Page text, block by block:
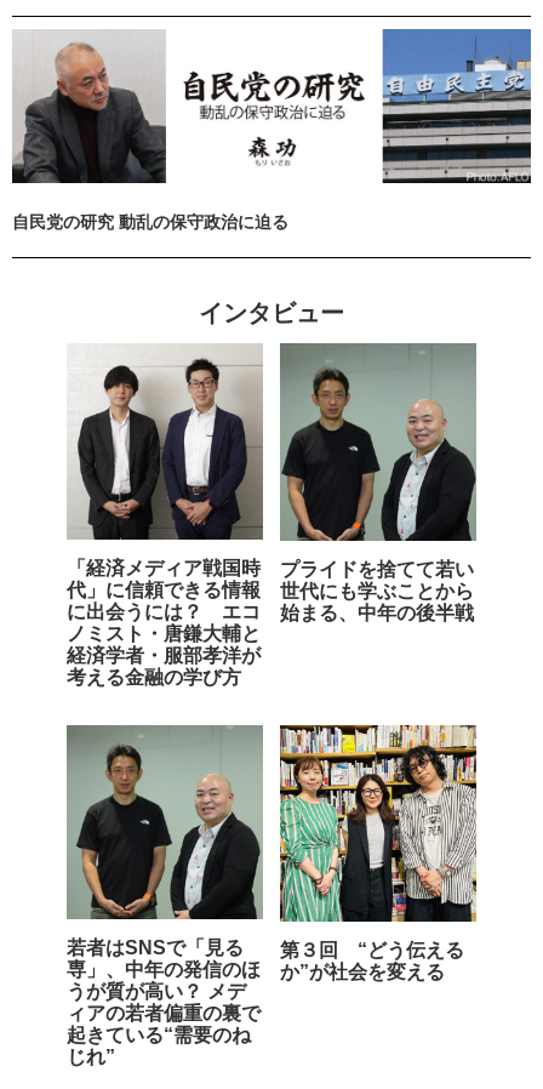
自民党の研究 動乱の保守政治に迫る
インタビュー
「経済メディア戦国時
代」に信頼できる情報
に出会うには？ エコ
ノミスト・唐鎌大輔と
経済学者・服部孝洋が
考える金融の学び方
プライドを捨てて若い
世代にも学ぶことから
始まる、中年の後半戦
若者はSNSで「見る
専」、中年の発信のほ
うが質が高い？ メデ
ィアの若者偏重の裏で
起きている“需要のね
じれ”
第３回 “どう伝える
か”が社会を変える